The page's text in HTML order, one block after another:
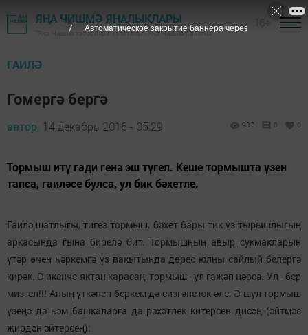
ЯҢА ЧИШМӘ ЯҢАЛЫКЛАРЫ
"Яңа Чишмә хәбәрләре" газетасы - Яңа Чишмә районы
ГАИЛӘ
Гомергә бергә
автор, 14 декабрь 2016 - 05:29 987 0 0
Тормыш итү гади генә эш түгел. Кеше тормышта үзен
тапса, гаиләсе булса, ул бик бәхетле.
Гаилә шатлыгы, тигез тормыш, бәхет бары тик үз тырышлыгың
аркасында гына бирелә бит. Тормышның авыр сукмакларын
үтәр өчен һәркемгә үз вакытында дөрес юлны сайлый белергә
кирәк. Ә икенче яктан карасаң, тормыш - ул гаҗәп нәрсә. Ул - бер
мизгел!!! Аның үткәнен беркем дә сизгәне юк әле. Ә шул тормыш
үзеңә дә һәм башкаларга да рәхәтлек китерсен дисәң (әйтмәс
җирдән әйтерсең):
6 Автоматическое закрытие баннера через